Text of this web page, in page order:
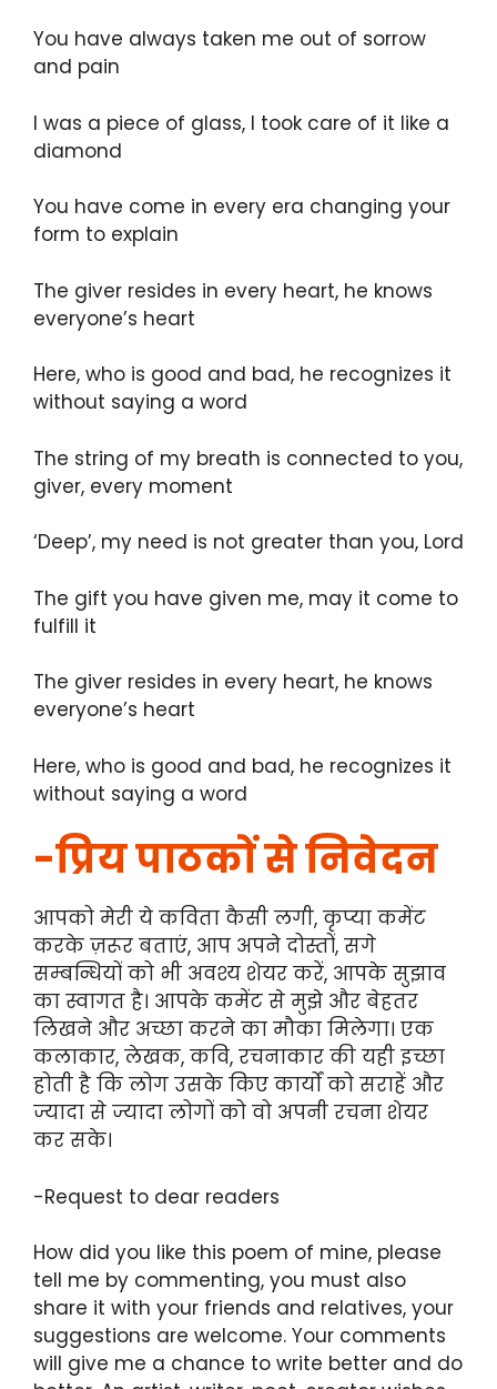
You have always taken me out of sorrow
and pain
I was a piece of glass, I took care of it like a
diamond
You have come in every era changing your
form to explain
The giver resides in every heart, he knows
everyone’s heart
Here, who is good and bad, he recognizes it
without saying a word
The string of my breath is connected to you,
giver, every moment
‘Deep’, my need is not greater than you, Lord
The gift you have given me, may it come to
fulfill it
The giver resides in every heart, he knows
everyone’s heart
Here, who is good and bad, he recognizes it
without saying a word
-प्रिय पाठकों से निवेदन
आपको मेरी ये कविता कैसी लगी, कृप्या कमेंट
करके ज़रूर बताएं, आप अपने दोस्तों, सगे
सम्बन्धियों को भी अवश्य शेयर करें, आपके सुझाव
का स्वागत है। आपके कमेंट से मुझे और बेहतर
लिखने और अच्छा करने का मौका मिलेगा। एक
कलाकार, लेखक, कवि, रचनाकार की यही इच्छा
होती है कि लोग उसके किए कार्यों को सराहें और
ज्यादा से ज्यादा लोगों को वो अपनी रचना शेयर
कर सके।
-Request to dear readers
How did you like this poem of mine, please
tell me by commenting, you must also
share it with your friends and relatives, your
suggestions are welcome. Your comments
will give me a chance to write better and do